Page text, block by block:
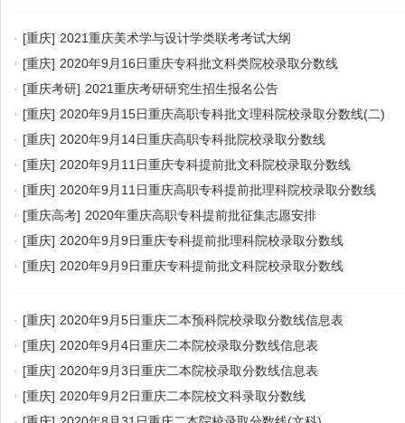
· [重庆] 2021重庆美术学与设计学类联考考试大纲
· [重庆] 2020年9月16日重庆专科批文科类院校录取分数线
· [重庆考研] 2021重庆考研研究生招生报名公告
· [重庆] 2020年9月15日重庆高职专科批文理科院校录取分数线(二)
· [重庆] 2020年9月14日重庆高职专科批院校录取分数线
· [重庆] 2020年9月11日重庆专科提前批文科院校录取分数线
· [重庆] 2020年9月11日重庆高职专科提前批理科院校录取分数线
· [重庆高考] 2020年重庆高职专科提前批征集志愿安排
· [重庆] 2020年9月9日重庆专科提前批理科院校录取分数线
· [重庆] 2020年9月9日重庆专科提前批文科院校录取分数线
· [重庆] 2020年9月5日重庆二本预科院校录取分数线信息表
· [重庆] 2020年9月4日重庆二本院校录取分数线信息表
· [重庆] 2020年9月3日重庆二本院校录取分数线信息表
· [重庆] 2020年9月2日重庆二本院校文科录取分数线